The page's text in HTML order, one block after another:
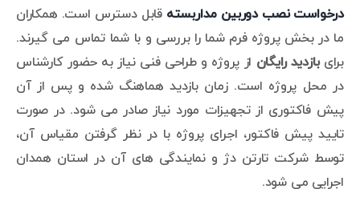
درخواست نصب دوربین مداربسته قابل دسترس است. همکاران
ما در بخش پروژه فرم شما را بررسی و با شما تماس می گیرند.
برایبازدید رایگان از پروژه و طراحی فنی نیاز به حضور کارشناس
در محل پروژه است. زمان بازدید هماهنگ شده و پس از آن
پیش فاکتوری از تجهیزات مورد نیاز صادر می شود. در صورت
تایید پیش فاکتور، اجرای پروژه با در نظر گرفتن مقیاس آن،
توسط شرکت تارتن دژ و نمایندگی های آن در استان همدان
اجرایی می شود.